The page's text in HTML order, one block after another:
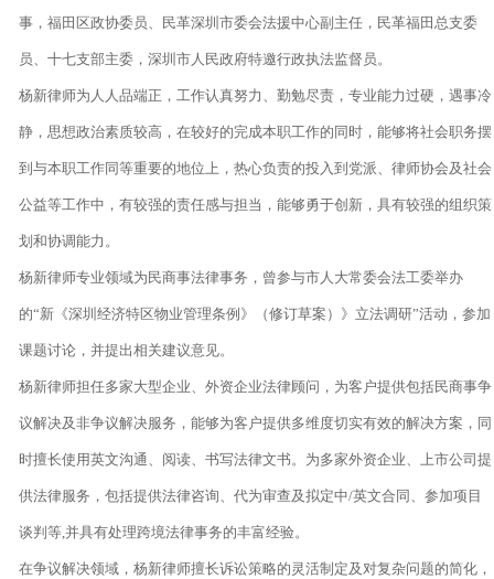
事，福田区政协委员、民革深圳市委会法援中心副主任，民革福田总支委
员、十七支部主委，深圳市人民政府特邀行政执法监督员。
杨新律师为人人品端正，工作认真努力、勤勉尽责，专业能力过硬，遇事冷
静，思想政治素质较高，在较好的完成本职工作的同时，能够将社会职务摆
到与本职工作同等重要的地位上，热心负责的投入到党派、律师协会及社会
公益等工作中，有较强的责任感与担当，能够勇于创新，具有较强的组织策
划和协调能力。
杨新律师专业领域为民商事法律事务，曾参与市人大常委会法工委举办
的“新《深圳经济特区物业管理条例》（修订草案）》立法调研”活动，参加
课题讨论，并提出相关建议意见。
杨新律师担任多家大型企业、外资企业法律顾问，为客户提供包括民商事争
议解决及非争议解决服务，能够为客户提供多维度切实有效的解决方案，同
时擅长使用英文沟通、阅读、书写法律文书。为多家外资企业、上市公司提
供法律服务，包括提供法律咨询、代为审查及拟定中/英文合同、参加项目
谈判等,并具有处理跨境法律事务的丰富经验。
在争议解决领域，杨新律师擅长诉讼策略的灵活制定及对复杂问题的简化，